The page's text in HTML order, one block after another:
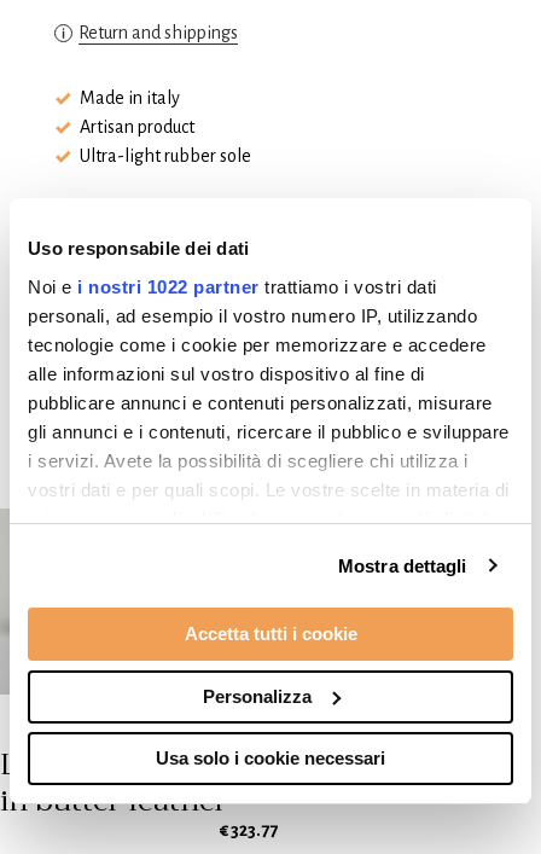
Uso responsabile dei dati
Noi e i nostri 1022 partner trattiamo i vostri dati
personali, ad esempio il vostro numero IP, utilizzando
tecnologie come i cookie per memorizzare e accedere
alle informazioni sul vostro dispositivo al fine di
pubblicare annunci e contenuti personalizzati, misurare
gli annunci e i contenuti, ricercare il pubblico e sviluppare
i servizi. Avete la possibilità di scegliere chi utilizza i
vostri dati e per quali scopi. Le vostre scelte in materia di
privacy sono applicabili solo su questa proprietà digitale
modificare o revocare il proprio consenso in qualsiasi
momento dalla Dichiarazione sui cookie o facendo clic
sull'icona di attivazione della privacy.
Con il tuo consenso, vorremmo anche:
raccogliere informazioni sulla tua posizione
geografica, con un'approssimazione di qualche
metro,
Identificare il tuo dispositivo, scansionandolo
attivamente alla ricerca di caratteristiche specifiche
Mostra dettagli
Accetta tutti i cookie
Personalizza
Usa solo i cookie necessari
Return and shippings
Made in italy
Artisan product
Ultra-light rubber sole
Top products
Low-top sneakers
in butter leather
€ 323.77